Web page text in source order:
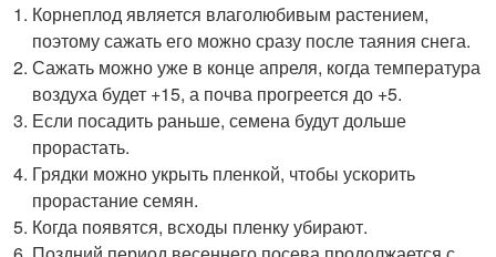
Корнеплод является влаголюбивым растением,
поэтому сажать его можно сразу после таяния снега.
Сажать можно уже в конце апреля, когда температура
воздуха будет +15, а почва прогреется до +5.
Если посадить раньше, семена будут дольше
прорастать.
Грядки можно укрыть пленкой, чтобы ускорить
прорастание семян.
Когда появятся, всходы пленку убирают.